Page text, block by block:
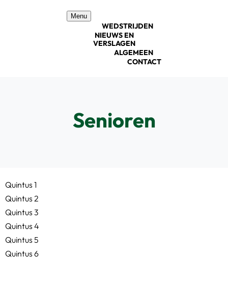
Menu
WEDSTRIJDEN
NIEUWS EN
VERSLAGEN
ALGEMEEN
CONTACT
Senioren
Quintus 1
Quintus 2
Quintus 3
Quintus 4
Quintus 5
Quintus 6